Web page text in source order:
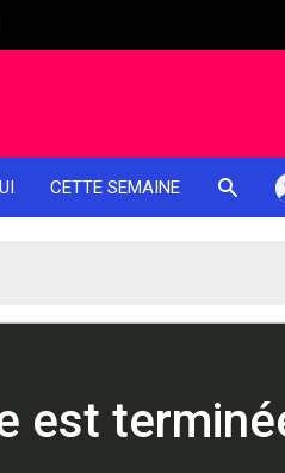
CETTE SEMAINE
est